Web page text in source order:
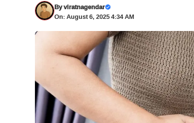
Byviratnagendar
On: August 6, 2025 4:34 AM